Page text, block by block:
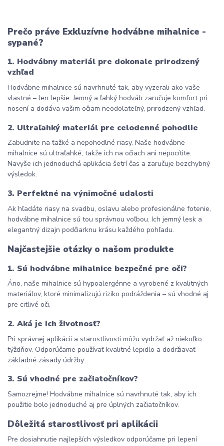
Prečo práve Exkluzívne hodvábne mihalnice -
sypané?
1. Hodvábny materiál pre dokonale prirodzený
vzhľad
Hodvábne mihalnice sú navrhnuté tak, aby vyzerali ako vaše
vlastné – len lepšie. Jemný a ľahký hodváb zaručuje komfort pri
nosení a dodáva vašim očiam neodolateľný, prirodzený vzhľad.
2. Ultraľahký materiál pre celodenné pohodlie
Zabudnite na ťažké a nepohodlné riasy. Naše hodvábne
mihalnice sú ultraľahké, takže ich na očiach ani nepocítite.
Navyše ich jednoduchá aplikácia šetrí čas a zaručuje bezchybný
výsledok.
3. Perfektné na výnimočné udalosti
Ak hľadáte riasy na svadbu, oslavu alebo profesionálne fotenie,
hodvábne mihalnice sú tou správnou voľbou. Ich jemný lesk a
elegantný dizajn podčiarknu krásu každého pohľadu.
Najčastejšie otázky o našom produkte
1. Sú hodvábne mihalnice bezpečné pre oči?
Áno, naše mihalnice sú hypoalergénne a vyrobené z kvalitných
materiálov, ktoré minimalizujú riziko podráždenia – sú vhodné aj
pre citlivé oči.
2. Aká je ich životnosť?
Pri správnej aplikácii a starostlivosti môžu vydržať až niekoľko
týždňov. Odporúčame používať kvalitné lepidlo a dodržiavať
základné zásady údržby.
3. Sú vhodné pre začiatočníkov?
Samozrejme! Hodvábne mihalnice sú navrhnuté tak, aby ich
použitie bolo jednoduché aj pre úplných začiatočníkov.
Dôležitá starostlivosť pri aplikácii
Pre dosiahnutie najlepších výsledkov odporúčame pri lepení